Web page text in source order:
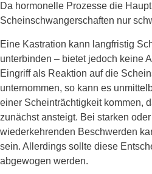
Da hormonelle Prozesse die
Scheinschwangerschaften nur
Eine Kastration kann langfristig
unterbinden – bietet jedoch keine
Eingriff als Reaktion auf die
unternommen, so kann es
einer Scheinträchtigkeit kommen,
zunächst ansteigt. Bei starken
wiederkehrenden Beschwerden
sein. Allerdings sollte diese
abgewogen werden.